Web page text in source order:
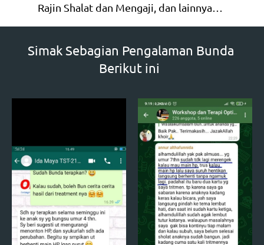
Rajin Shalat dan Mengaji, dan lainnya…
Simak Sebagian Pengalaman Bunda
Berikut ini